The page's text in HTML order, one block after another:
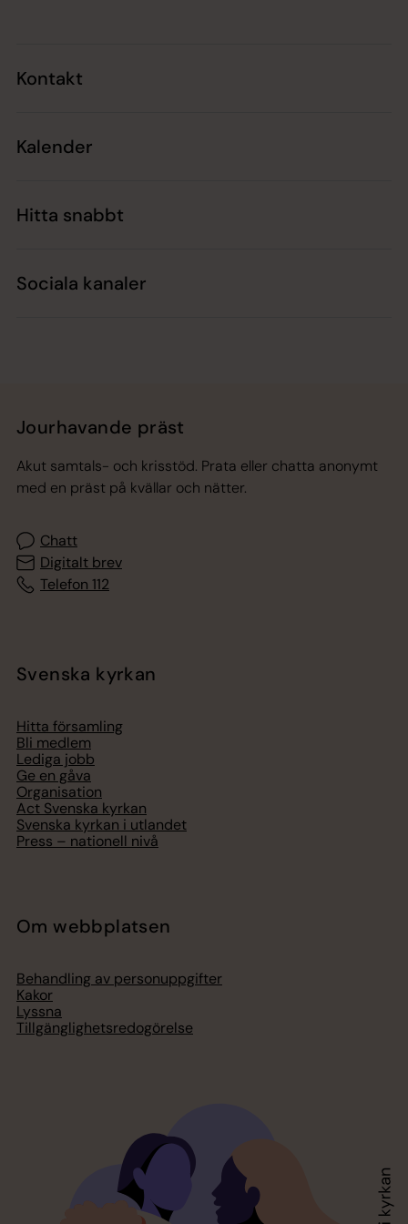
Kontakt
Kalender
Hitta snabbt
Sociala kanaler
Jourhavande präst
Akut samtals- och krisstöd. Prata eller chatta anonymt
med en präst på kvällar och nätter.
Chatt
Digitalt brev
Telefon 112
Svenska kyrkan
Hitta församling
Bli medlem
Lediga jobb
Ge en gåva
Organisation
Act Svenska kyrkan
Svenska kyrkan i utlandet
Press – nationell nivå
Om webbplatsen
Behandling av personuppgifter
Kakor
Lyssna
Tillgänglighetsredogörelse